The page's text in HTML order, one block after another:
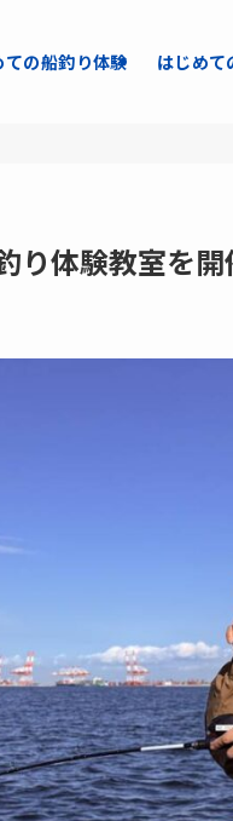
ての船釣り体験 はじめて
り体験教室を開